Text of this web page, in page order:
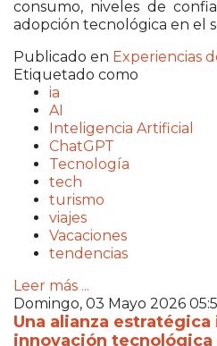
consumo, niveles de
adopción tecnológica en el
Publicado en Experiencias
Etiquetado como
ia
AI
Inteligencia Artificial
ChatGPT
Tecnología
tech
turismo
viajes
Vacaciones
tendencias
Leer más ...
Domingo, 03 Mayo 2026
Una alianza estratégica
innovación